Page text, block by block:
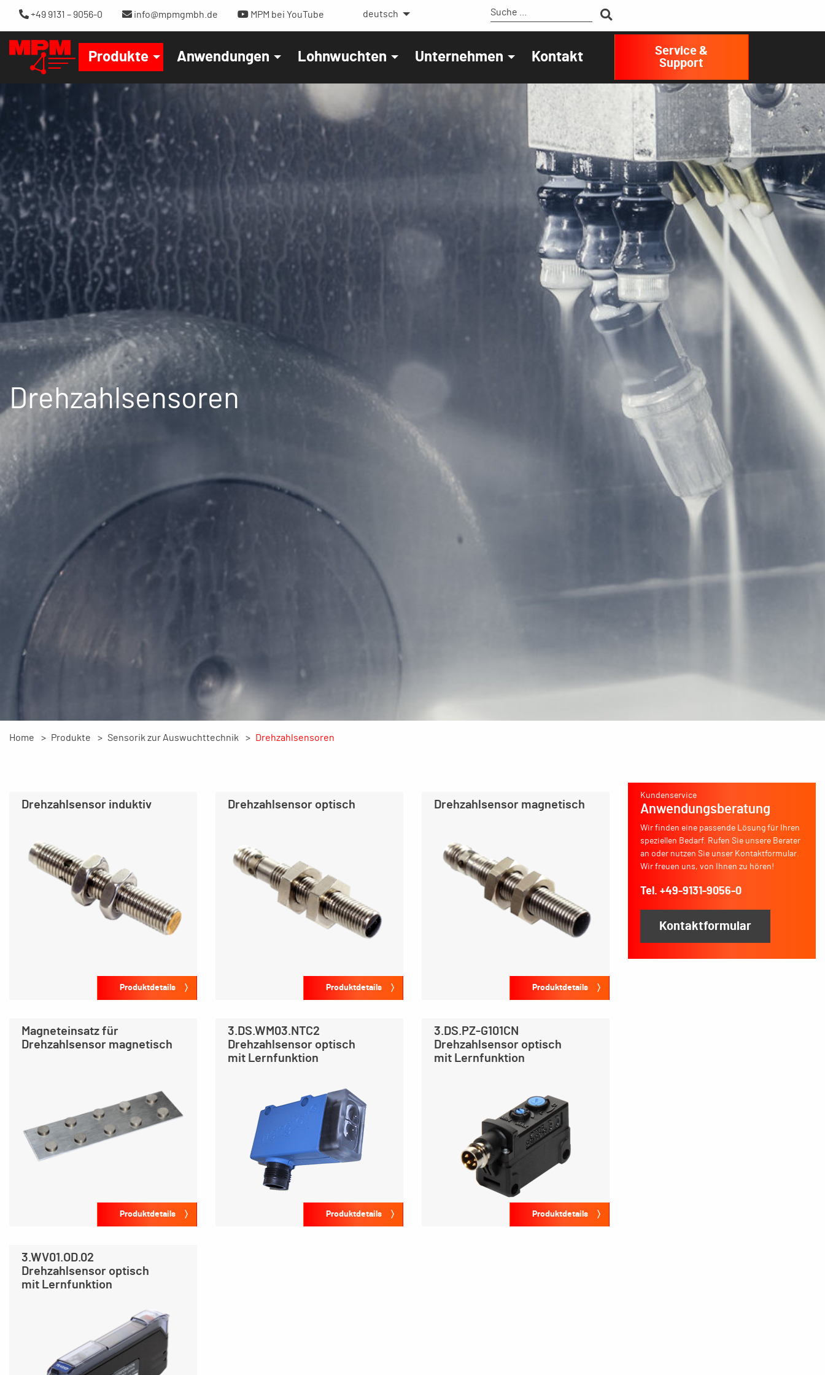
+49 9131 – 9056-0 info@mpmgmbh.de MPM bei YouTube deutsch
Produkte Anwendungen Lohnwuchten Unternehmen Kontakt
Service &
Support
Drehzahlsensoren
Home Produkte Sensorik zur Auswuchttechnik Drehzahlsensoren
Drehzahlsensor induktiv
Produktdetails
Drehzahlsensor optisch
Produktdetails
Drehzahlsensor magnetisch
Produktdetails
Magneteinsatz für
Drehzahlsensor magnetisch
Produktdetails
3.DS.WM03.NTC2
Drehzahlsensor optisch
mit Lernfunktion
Produktdetails
3.DS.PZ-G101CN
Drehzahlsensor optisch
mit Lernfunktion
Produktdetails
3.WV01.OD.02
Drehzahlsensor optisch
mit Lernfunktion
Kundenservice
Anwendungsberatung
Wir finden eine passende Lösung für Ihren
speziellen Bedarf. Rufen Sie unsere Berater
an oder nutzen Sie unser Kontaktformular.
Wir freuen uns, von Ihnen zu hören!
Tel. +49-9131-9056-0
Kontaktformular